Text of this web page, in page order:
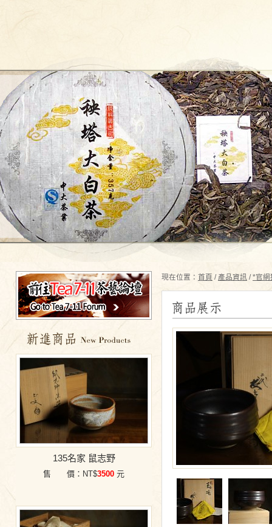
135名家 鼠志野
售 價：NT$3500 元
現在位置： 首頁 / 產品資訊 /*官網